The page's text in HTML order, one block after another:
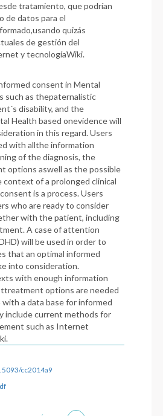
tratamiento, que podrían
de datos para el
quizás
de gestión del
y tecnologíaWiki.
consent in Mental
such as thepaternalistic
disability, and the
Health based onevidence will
in this regard. Users
with allthe information
of the diagnosis, the
options aswell as the possible
of a prolonged clinical
is a process. Users
who are ready to consider
with the patient, including
A case of attention
will be used in order to
that an optimal informed
into consideration.
with enough information
options are needed
a data base for informed
include current methods for
such as Internet
cc2014a9